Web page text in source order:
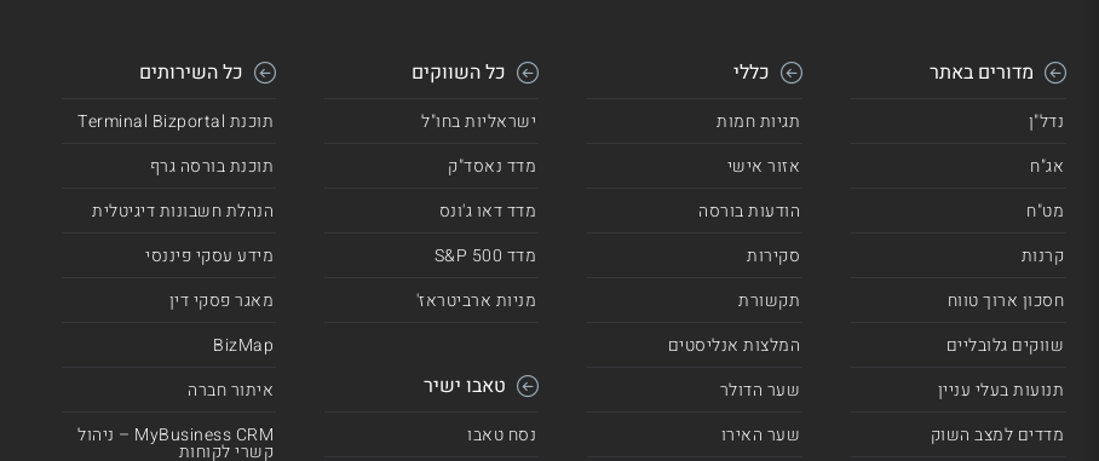
מדורים באתר
נדל"ן
אג"ח
מט"ח
קרנות
חסכון ארוך טווח
שווקים גלובליים
תנועות בעלי עניין
מדדים למצב השוק
כללי
תגיות חמות
אזור אישי
הודעות בורסה
סקירות
תקשורת
המלצות אנליסטים
שער הדולר
שער האירו
כל השווקים
ישראליות בחו"ל
מדד נאסד"ק
מדד דאו ג'ונס
מדד 500 S&P
מניות ארביטראז'
טאבו ישיר
נסח טאבו
כל השירותים
תוכנת Terminal Bizportal
תוכנת בורסה גרף
הנהלת חשבונות דיגיטלית
מידע עסקי פיננסי
מאגר פסקי דין
BizMap
איתור חברה
MyBusiness CRM – ניהול
קשרי לקוחות